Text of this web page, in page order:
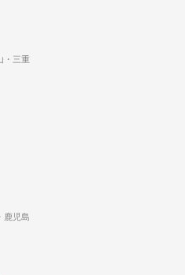
・三重
鹿児島